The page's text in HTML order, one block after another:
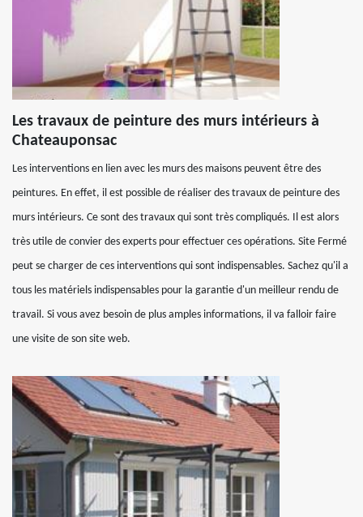
Les travaux de peinture des murs intérieurs à
Chateauponsac
Les interventions en lien avec les murs des maisons peuvent être des
peintures. En effet, il est possible de réaliser des travaux de peinture des
murs intérieurs. Ce sont des travaux qui sont très compliqués. Il est alors
très utile de convier des experts pour effectuer ces opérations. Site Fermé
peut se charger de ces interventions qui sont indispensables. Sachez qu'il a
tous les matériels indispensables pour la garantie d'un meilleur rendu de
travail. Si vous avez besoin de plus amples informations, il va falloir faire
une visite de son site web.